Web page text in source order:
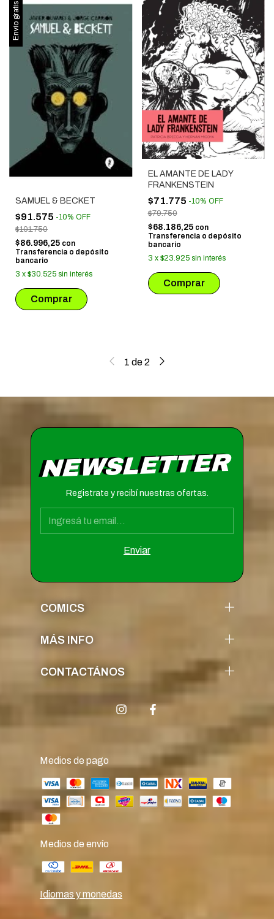
Envío gratis
SAMUEL & BECKET
$91.575 -10% OFF
$101.750
$86.996,25 con
Transferencia o depósito
bancario
3 x $30.525 sin interés
EL AMANTE DE LADY
FRANKENSTEIN
$71.775 -10% OFF
$79.750
$68.186,25 con
Transferencia o depósito
bancario
3 x $23.925 sin interés
1 de2
NEWSLETTER
Registrate y recibí nuestras ofertas.
COMICS
MÁS INFO
CONTACTÁNOS
Medios de pago
Medios de envío
Idiomas y monedas